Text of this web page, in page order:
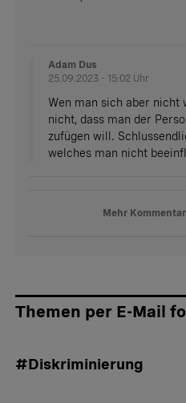
Adam Dus
25.09.2023 - 15:02 Uhr
Wen man sich aber nicht
nicht, dass man der
zufügen will.
welches man nicht
Mehr
Themen per E-Mail
#Diskriminierung